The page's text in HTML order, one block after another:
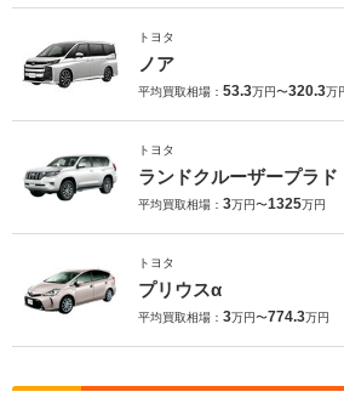
トヨタ
ノア
平均買取相場： 53.3万円〜320.3万
トヨタ
ランドクルーザープラド
平均買取相場： 3万円〜1325万円
トヨタ
プリウスα
平均買取相場： 3万円〜774.3万円